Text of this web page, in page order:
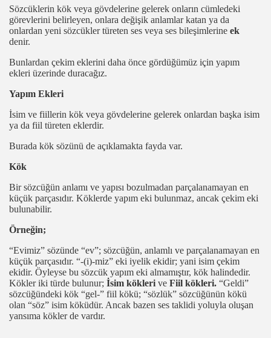
Sözcüklerin kök veya gövdelerine gelerek onların cümledeki
görevlerini belirleyen, onlara değişik anlamlar katan ya da
onlardan yeni sözcükler türeten ses veya ses bileşimlerine ek
denir.
Bunlardan çekim eklerini daha önce gördüğümüz için yapım
ekleri üzerinde duracağız.
Yapım Ekleri
İsim ve fiillerin kök veya gövdelerine gelerek onlardan başka isim
ya da fiil türeten eklerdir.
Burada kök sözünü de açıklamakta fayda var.
Kök
Bir sözcüğün anlamı ve yapısı bozulmadan parçalanamayan en
küçük parçasıdır. Köklerde yapım eki bulunmaz, ancak çekim eki
bulunabilir.
Örneğin;
“Evimiz” sözünde “ev”; sözcüğün, anlamlı ve parçalanamayan en
küçük parçasıdır. “-(i)-miz” eki iyelik ekidir; yani isim çekim
ekidir. Öyleyse bu sözcük yapım eki almamıştır, kök halindedir.
Kökler iki türde bulunur; İsim kökleri ve Fiil kökleri. “Geldi”
sözcüğündeki kök “gel-” fiil kökü; “sözlük” sözcüğünün kökü
olan “söz” isim köküdür. Ancak bazen ses taklidi yoluyla oluşan
yansıma kökler de vardır.